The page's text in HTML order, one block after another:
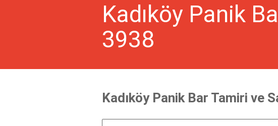
Kadıköy Panik
3938
Kadıköy Panik Bar Tamiri ve